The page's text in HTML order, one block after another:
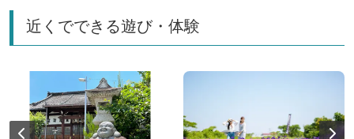
近くでできる遊び・体験